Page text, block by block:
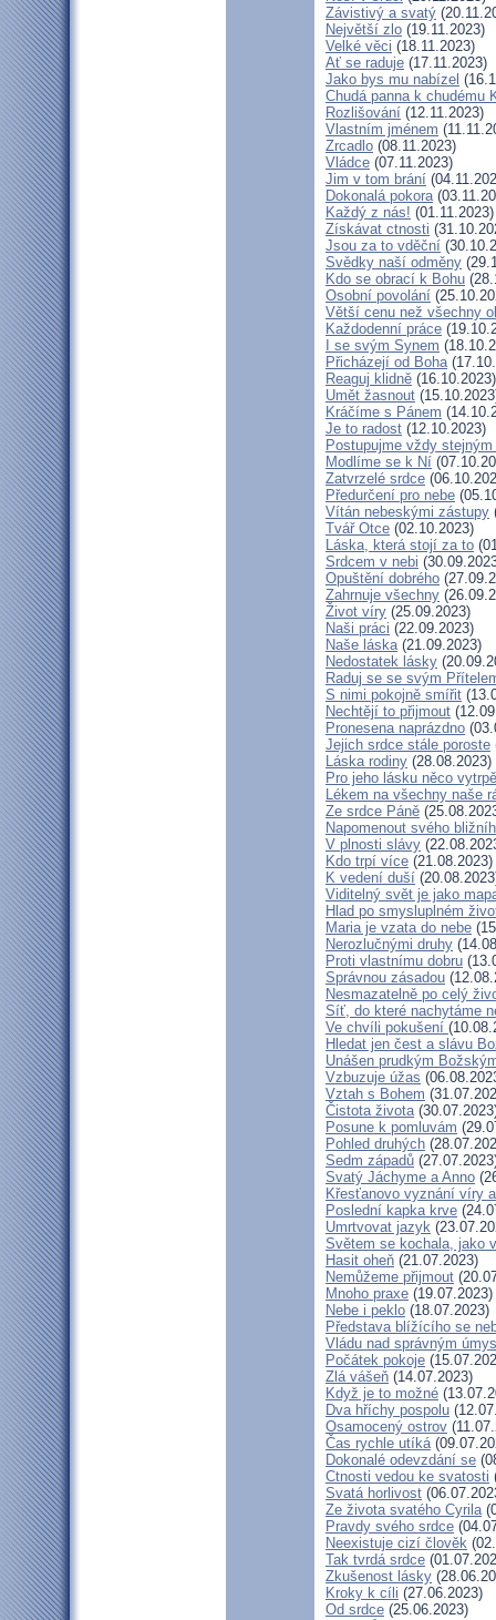
Závistivý a svatý
Největší zlo (19.11.2023)
Velké věci (18.11.2023)
Ať se raduje (17.11.2023)
Jako bys mu nabízel
Chudá panna k chudému
Rozlišování (12.11.2023)
Vlastním jménem
Zrcadlo (08.11.2023)
Vládce (07.11.2023)
Jim v tom brání
Dokonalá pokora
Každý z nás! (01.11.2023)
Získávat ctnosti
Jsou za to vděční
Svědky naší odměny
Kdo se obrací k Bohu
Osobní povolání
Větší cenu než všechny
Každodenní práce
I se svým Synem
Přicházejí od Boha
Reaguj klidně (16.10.2023)
Umět žasnout
Kráčíme s Pánem
Je to radost (12.10.2023)
Postupujme vždy
Modlíme se k Ní
Zatvrzelé srdce
Předurčení pro nebe
Vítán nebeskými zástupy
Tvář Otce (02.10.2023)
Láska, která stojí za to
Srdcem v nebi
Opuštění dobrého
Zahrnuje všechny
Život víry (25.09.2023)
Naši práci (22.09.2023)
Naše láska(21.09.2023)
Nedostatek lásky
Raduj se se svým
S nimi pokojně smířit
Nechtějí to přijmout
Pronesena naprázdno
Jejich srdce stále poroste
Láska rodiny (28.08.2023)
Pro jeho lásku něco
Lékem na všechny naše
Ze srdce Páně
Napomenout svého
V plnosti slávy
Kdo trpí více (21.08.2023)
K vedení duší
Viditelný svět je jako
Hlad po smysluplném
Maria je vzata do nebe
Nerozlučnými druhy
Proti vlastnímu dobru
Správnou zásadou
Nesmazatelně po celý
Síť, do které nachytáme
Ve chvíli pokušení
Hledat jen čest a slávu
Unášen prudkým
Vzbuzuje úžas
Vztah s Bohem
Čistota života
Posune k pomluvám
Pohled druhých
Sedm západů
Svatý Jáchyme a Anno
Křesťanovo vyznání víry
Poslední kapka krve
Umrtvovat jazyk
Světem se kochala, jako
Hasit oheň (21.07.2023)
Nemůžeme přijmout
Mnoho praxe (19.07.2023)
Nebe i peklo (18.07.2023)
Představa blížícího se
Vládu nad správným
Počátek pokoje
Zlá vášeň (14.07.2023)
Když je to možné
Dva hříchy pospolu
Osamocený ostrov
Čas rychle utíká
Dokonalé odevzdání se
Ctnosti vedou ke svatosti
Svatá horlivost
Ze života svatého Cyrila
Pravdy svého srdce
Neexistuje cizí člověk
Tak tvrdá srdce
Zkušenost lásky
Kroky k cíli (27.06.2023)
Od srdce (25.06.2023)